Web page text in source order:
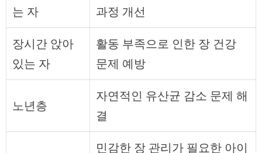
는 자
과정 개선
장시간 앉아
있는 자
활동 부족으로 인한 장 건강
문제 예방
노년층
자연적인 유산균 감소 문제 해
결
민감한 장 관리가 필요한 아이